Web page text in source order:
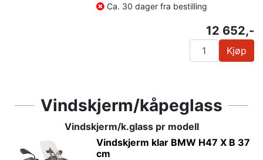
Ca. 30 dager fra bestilling
12 652,-
Kjøp
Vindskjerm/kåpeglass
Vindskjerm/k.glass pr modell
Vindskjerm klar BMW H47 X B 37
cm